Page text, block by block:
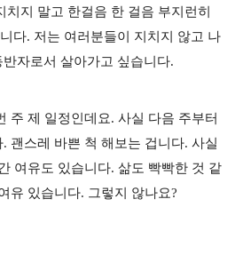
치지 말고 한걸음 한 걸음 부지런히
다. 저는 여러분들이 지치지 않고 나
자로서 살아가고 싶습니다.
주 제 일정인데요. 사실 다음 주부터
괜스레 바쁜 척 해보는 겁니다. 사실
여유도 있습니다. 삶도 빡빡한 것 같
유 있습니다. 그렇지 않나요?